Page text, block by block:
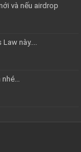
và nếu airdrop
Law này....